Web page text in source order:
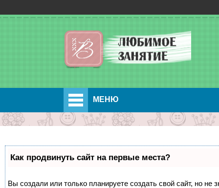
МЕНЮ
Как продвинуть сайт на первые места?
Вы создали или только планируете создать свой сайт, но не